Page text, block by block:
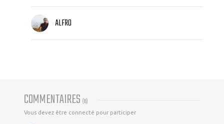
ALFRO
COMMENTAIRES (16)
Vous devez être connecté pour participer